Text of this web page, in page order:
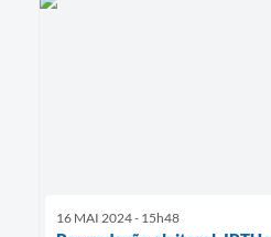
16 MAI 2024 - 15h48